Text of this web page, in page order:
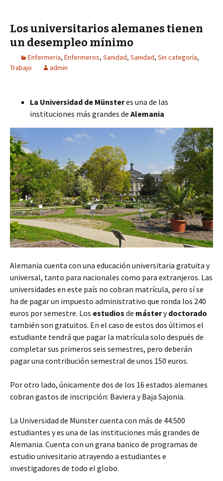
Los universitarios alemanes tienen
un desempleo mínimo
Enfermeria, Enfermeros, Sanidad, Sanidad, Sin categoría,
Trabajo
admin
La Universidad de Münsteres una de las
instituciones más grandes de Alemania
Alemania cuenta con una educación universitaria gratuita y
universal, tanto para nacionales como para extranjeros. Las
universidades en este país no cobran matrícula, pero sí se
ha de pagar un impuesto administrativo que ronda los 240
euros por semestre. Los estudios de másterydoctorado
también son gratuitos. En el caso de estos dos últimos el
estudiante tendrá que pagar la matrícula solo después de
completar sus primeros seis semestres, pero deberán
pagar una contribución semestral de unos 150 euros.
Por otro lado, únicamente dos de los 16 estados alemanes
cobran gastos de inscripción: Baviera y Baja Sajonia.
La Universidad de Münster cuenta con más de 44.500
estudiantes y es una de las instituciones más grandes de
Alemania. Cuenta con un grana banico de programas de
estudio univesitario atrayendo a estudiantes e
investigadores de todo el globo.